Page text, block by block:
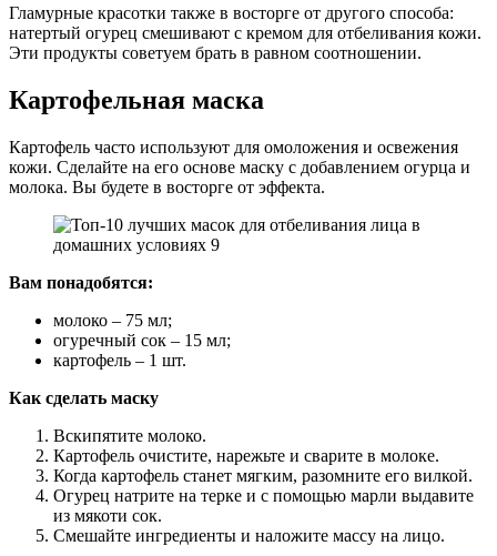
Гламурные красотки также в восторге от другого способа:
натертый огурец смешивают с кремом для отбеливания кожи.
Эти продукты советуем брать в равном соотношении.
Картофельная маска
Картофель часто используют для омоложения и освежения
кожи. Сделайте на его основе маску с добавлением огурца и
молока. Вы будете в восторге от эффекта.
Вам понадобятся:
молоко – 75 мл;
огуречный сок – 15 мл;
картофель – 1 шт.
Как сделать маску
Вскипятите молоко.
Картофель очистите, нарежьте и сварите в молоке.
Когда картофель станет мягким, разомните его вилкой.
Огурец натрите на терке и с помощью марли выдавите
из мякоти сок.
Смешайте ингредиенты и наложите массу на лицо.